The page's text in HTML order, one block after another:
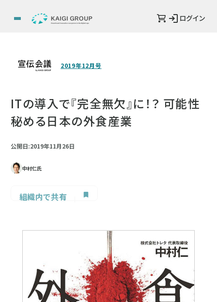
ログイン
2019年12月号
ITの導入で『完全無欠』に！？ 可能性
秘める日本の外食産業
公開日:2019年11月26日
中村仁氏
組織内で共有